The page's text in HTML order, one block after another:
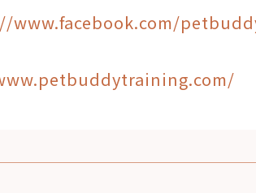
www.facebook.com/